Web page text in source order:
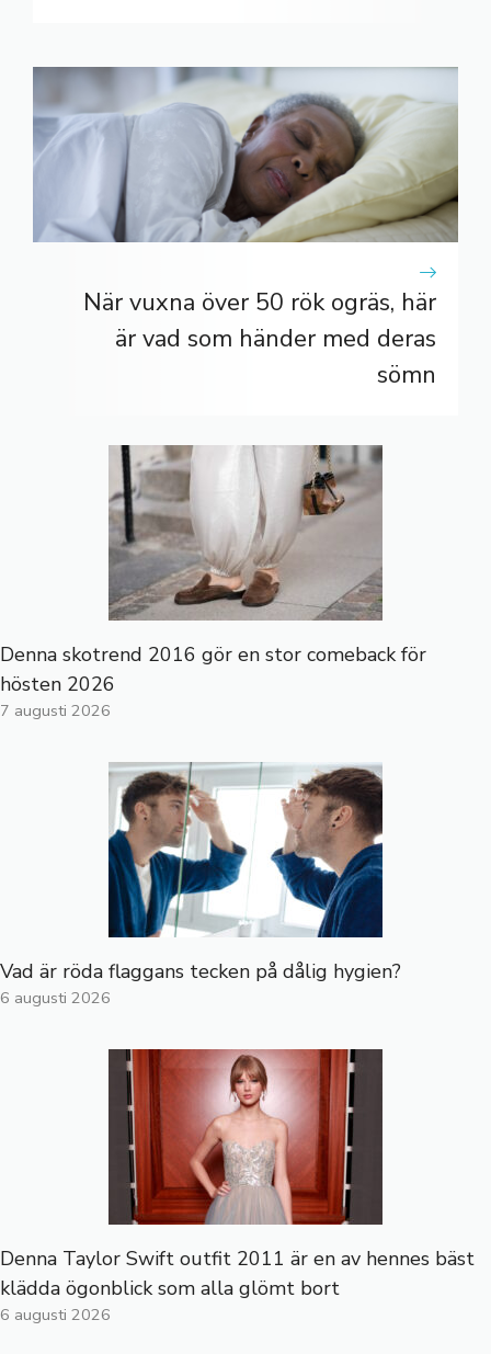
När vuxna över 50 rök ogräs, här
är vad som händer med deras
sömn
Denna skotrend 2016 gör en stor comeback för
hösten 2026
7 augusti 2026
Vad är röda flaggans tecken på dålig hygien?
6 augusti 2026
Denna Taylor Swift outfit 2011 är en av hennes bäst
klädda ögonblick som alla glömt bort
6 augusti 2026